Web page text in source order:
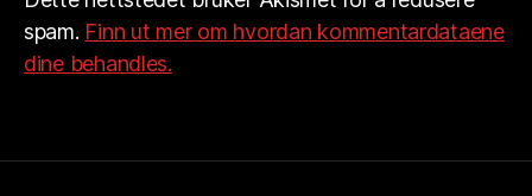
spam. Finn ut mer om hvordan kommentardataene
dine behandles.